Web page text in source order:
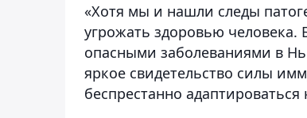
«Хотя мы и нашли следы
угрожать здоровью человека.
опасными заболеваниями в
яркое свидетельство силы
беспрестанно